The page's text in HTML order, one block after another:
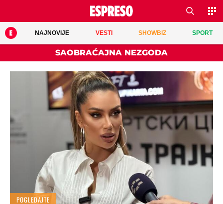
NAJNOVIJE VESTI SHOWBIZ SPORT
SAOBRAĆAJNA NEZGODA
POGLEDAJTE